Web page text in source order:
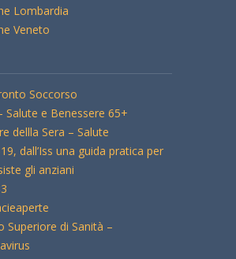
Lombardia
Veneto
Soccorso
Salute e Benessere 65+
dellla Sera – Salute
dall’Iss una guida pratica per
gli anziani
Superiore di Sanità –